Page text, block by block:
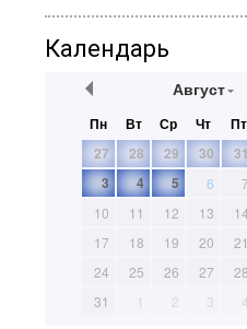
Календарь
Август
Пн Вт Ср Чт Пт
27
28 29 30 31
3
4 5 6 7
10
11 12 13 14
17
18 19 20 21
24
25 26 27 28
31
1 2 3 4